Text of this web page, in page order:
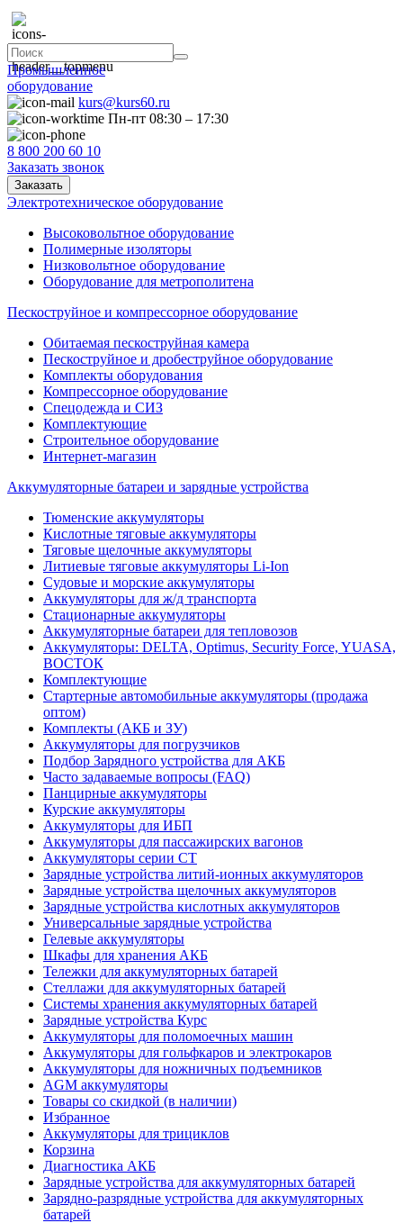
Промышленное
оборудование
kurs@kurs60.ru
Пн-пт 08:30 – 17:30
8 800 200 60 10
Заказать звонок
Заказать
Электротехническое оборудование
Высоковольтное оборудование
Полимерные изоляторы
Низковольтное оборудование
Оборудование для метрополитена
Пескоструйное и компрессорное оборудование
Обитаемая пескоструйная камера
Пескоструйное и дробеструйное оборудование
Комплекты оборудования
Компрессорное оборудование
Спецодежда и СИЗ
Комплектующие
Строительное оборудование
Интернет-магазин
Аккумуляторные батареи и зарядные устройства
Тюменские аккумуляторы
Кислотные тяговые аккумуляторы
Тяговые щелочные аккумуляторы
Литиевые тяговые аккумуляторы Li-Ion
Судовые и морские аккумуляторы
Аккумуляторы для ж/д транспорта
Стационарные аккумуляторы
Аккумуляторные батареи для тепловозов
Аккумуляторы: DELTA, Optimus, Security Force, YUASA,
ВОСТОК
Комплектующие
Стартерные автомобильные аккумуляторы (продажа
оптом)
Комплекты (АКБ и ЗУ)
Аккумуляторы для погрузчиков
Подбор Зарядного устройства для АКБ
Часто задаваемые вопросы (FAQ)
Панцирные аккумуляторы
Курские аккумуляторы
Аккумуляторы для ИБП
Аккумуляторы для пассажирских вагонов
Аккумуляторы серии СТ
Зарядные устройства литий-ионных аккумуляторов
Зарядные устройства щелочных аккумуляторов
Зарядные устройства кислотных аккумуляторов
Универсальные зарядные устройства
Гелевые аккумуляторы
Шкафы для хранения АКБ
Тележки для аккумуляторных батарей
Стеллажи для аккумуляторных батарей
Системы хранения аккумуляторных батарей
Зарядные устройства Курс
Аккумуляторы для поломоечных машин
Аккумуляторы для гольфкаров и электрокаров
Аккумуляторы для ножничных подъемников
AGM аккумуляторы
Товары со скидкой (в наличии)
Избранное
Аккумуляторы для трициклов
Корзина
Диагностика АКБ
Зарядные устройства для аккумуляторных батарей
Зарядно-разрядные устройства для аккумуляторных
батарей